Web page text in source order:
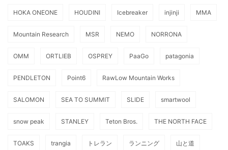
HOKA ONEONE HOUDINI Icebreaker injinji MMA
Mountain Research MSR NEMO NORRONA
OMM ORTLIEB OSPREY PaaGo patagonia
PENDLETON Point6 RawLow Mountain Works
SALOMON SEA TO SUMMIT SLIDE smartwool
snow peak STANLEY Teton Bros. THE NORTH FACE
TOAKS trangia トレラン ランニング 山と道